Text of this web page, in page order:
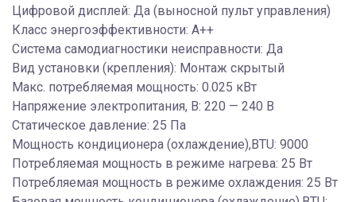
Цифровой дисплей: Да (выносной пульт управления)
Класс энергоэффективности: A++
Система самодиагностики неисправности: Да
Вид установки (крепления): Монтаж скрытый
Макс. потребляемая мощность: 0.025 кВт
Напряжение электропитания, В: 220 — 240 В
Статическое давление: 25 Па
Мощность кондиционера (охлаждение),BTU: 9000
Потребляемая мощность в режиме нагрева: 25 Вт
Потребляемая мощность в режиме охлаждения: 25 Вт